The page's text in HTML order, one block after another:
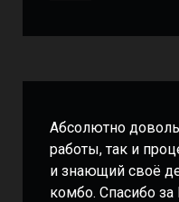
Абсолютно
работы, так и
и знающий своё
комбо. Спасибо